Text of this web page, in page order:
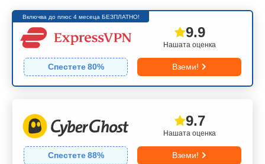
Включва до плюс 4 месеца БЕЗПЛАТНО!
Нашата оценка
9.9
Спестете 80% Вземи!
Нашата оценка
9.7
Спестете 88% Вземи!